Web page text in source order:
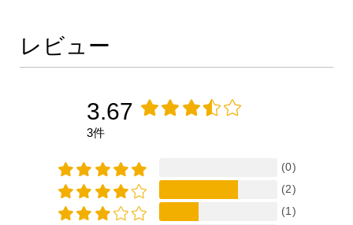
レビュー
3.67
3件
(0)
(2)
(1)